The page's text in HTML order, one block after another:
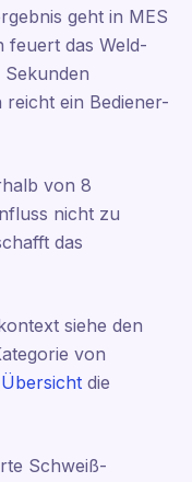
geht in MES
feuert das Weld-
Sekunden
ein Bediener-
von 8
nicht zu
das
siehe den
von
die
Schweiß-